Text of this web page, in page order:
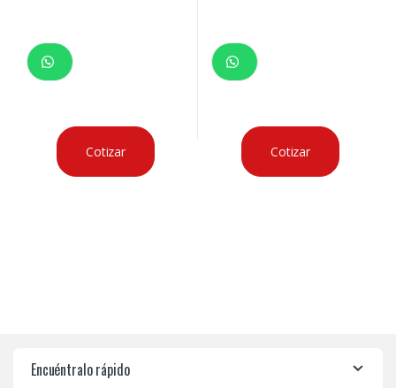
Cotizar Cotizar
Encuéntralo rápido